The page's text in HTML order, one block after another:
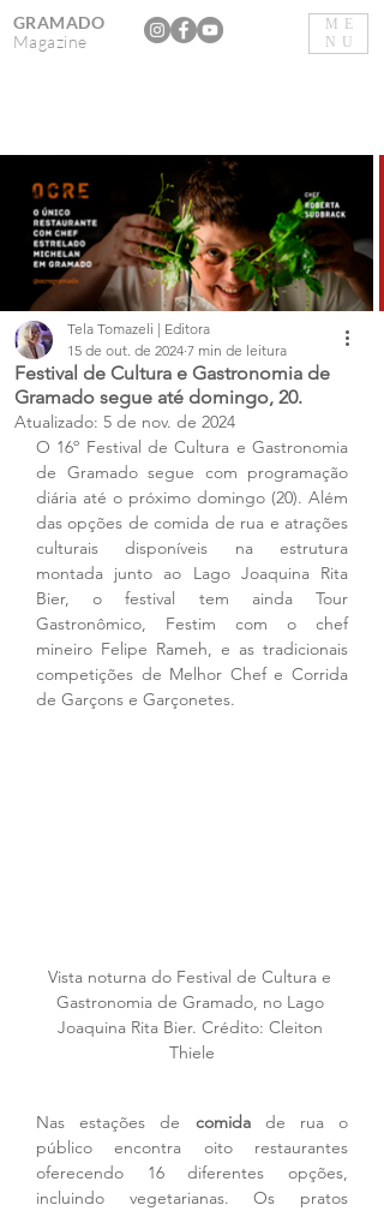
ME
NU
GRAMADO
Magazine
Festival de Cultura e Gastronomia de
Gramado segue até domingo, 20.
Tela Tomazeli | Editora
15 de out. de 2024 7 min de leitura
Atualizado: 5 de nov. de 2024
O 16º Festival de Cultura e Gastronomia
de Gramado segue com programação
diária até o próximo domingo (20). Além
das opções de comida de rua e atrações
culturais disponíveis na estrutura
montada junto ao Lago Joaquina Rita
Bier, o festival tem ainda Tour
Gastronômico, Festim com o chef
mineiro Felipe Rameh, e as tradicionais
competições de Melhor Chef e Corrida
de Garçons e Garçonetes.
Vista noturna do Festival de Cultura e
Gastronomia de Gramado, no Lago
Joaquina Rita Bier. Crédito: Cleiton
Thiele
Nas estações de comida de rua o
público encontra oito restaurantes
oferecendo 16 diferentes opções,
incluindo vegetarianas. Os pratos